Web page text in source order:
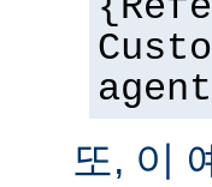
또, 이